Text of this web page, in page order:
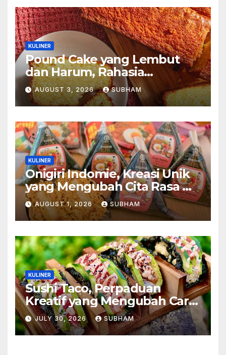
KULINER
Pound Cake yang Lembut
dan Harum, Rahasia
Kelezatan Kue Klasik yang
Tak Pernah Kehilangan
Pesona
AUGUST 3, 2026 SUBHAM
KULINER
Onigiri Indomie, Kreasi Unik
yang Mengubah Cita Rasa Mi
Favorit Menjadi Sajian
Kekinian
AUGUST 1, 2026 SUBHAM
KULINER
Sushi Taco, Perpaduan
Kreatif yang Mengubah Cara
Menikmati Hidangan Favorit
JULY 30, 2026 SUBHAM